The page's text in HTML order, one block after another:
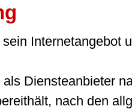
Internetangebot
Diensteanbieter
nach den